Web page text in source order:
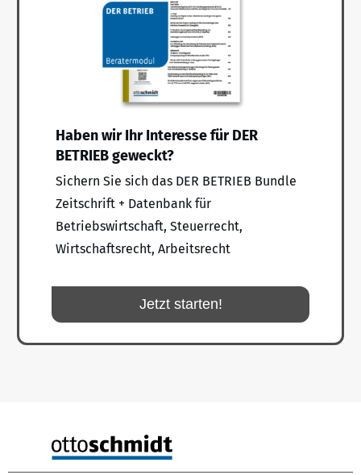
Haben wir Ihr Interesse für DER
BETRIEB geweckt?
Sichern Sie sich das DER BETRIEB Bundle
Zeitschrift + Datenbank für
Betriebswirtschaft, Steuerrecht,
Wirtschaftsrecht, Arbeitsrecht
Jetzt starten!